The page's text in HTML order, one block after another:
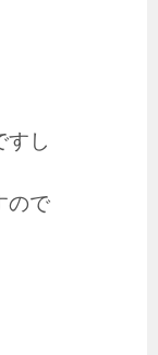
すし
ので